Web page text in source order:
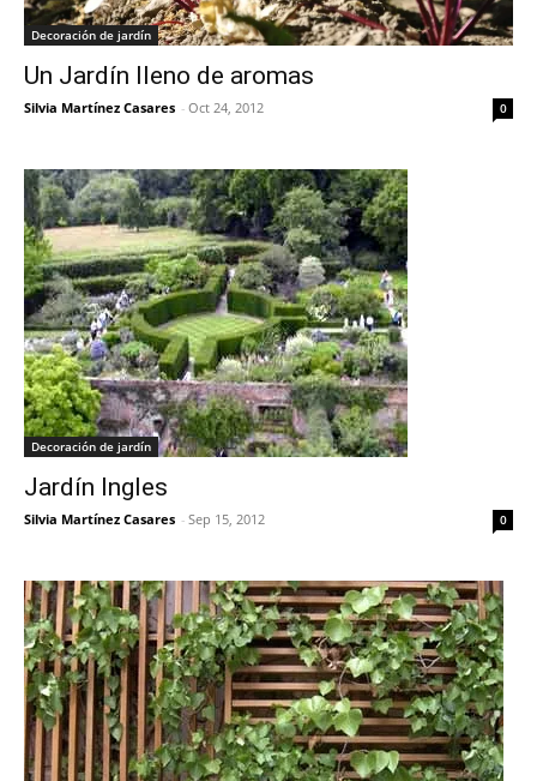
Decoración de jardín
Un Jardín lleno de aromas
Silvia Martínez Casares - Oct 24, 2012 0
Decoración de jardín
Jardín Ingles
Silvia Martínez Casares - Sep 15, 2012 0